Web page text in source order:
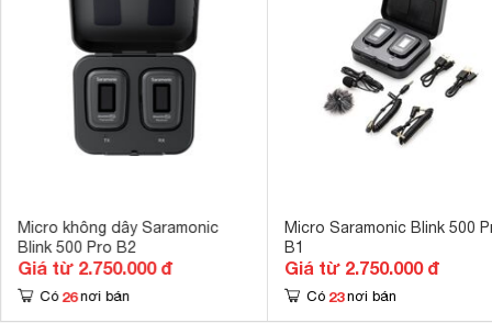
Micro không dây Saramonic
Blink 500 Pro B2
Giá từ 2.750.000 đ
Có 26 nơi bán
Micro Saramonic Blink 500
B1
Giá từ 2.750.000 đ
Có 23 nơi bán